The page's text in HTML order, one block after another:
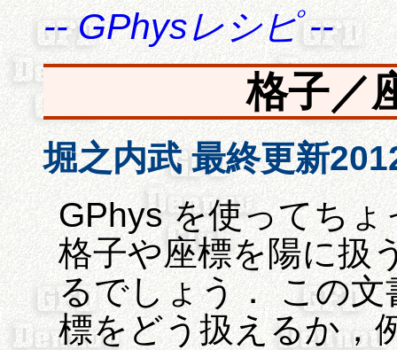
-- GPhysレシピ --
格子／
堀之内武 最終更新
GPhys を使ってち
格子や座標を陽に扱
るでしょう． この
標をどう扱えるか，